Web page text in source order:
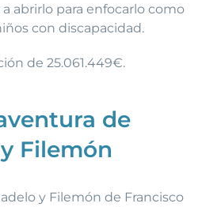
abrirlo para enfocarlo como
con discapacidad.
de 25.061.449€.
de
Filemón
y Filemón de Francisco